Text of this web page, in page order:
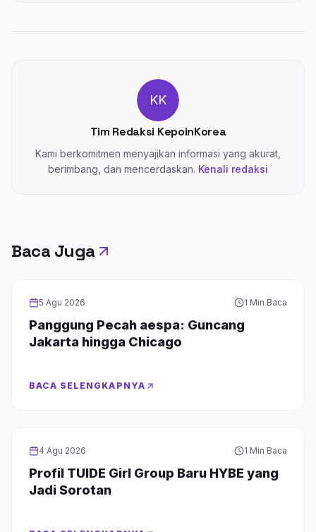
KK
Tim Redaksi KepoinKorea
Kami berkomitmen menyajikan informasi yang akurat,
berimbang, dan mencerdaskan. Kenali redaksi
Baca Juga
GIRL GROUP
5 Agu 2026 1 Min Baca
Panggung Pecah aespa: Guncang
Jakarta hingga Chicago
BACA SELENGKAPNYA
GIRL GROUP
4 Agu 2026 1 Min Baca
Profil TUIDE Girl Group Baru HYBE yang
Jadi Sorotan